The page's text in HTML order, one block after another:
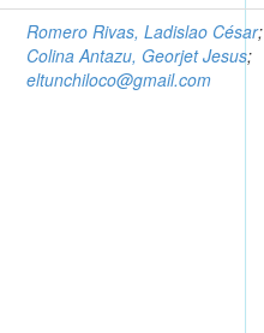
Romero Rivas, Ladislao César;
Colina Antazu, Georjet Jesus;
eltunchiloco@gmail.com